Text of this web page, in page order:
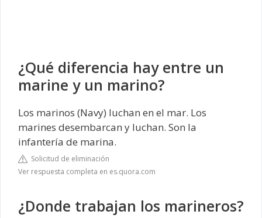
¿Qué diferencia hay entre un
marine y un marino?
Los marinos (Navy) luchan en el mar. Los
marines desembarcan y luchan. Son la
infantería de marina.
Solicitud de eliminación
Ver respuesta completa en es.quora.com
¿Donde trabajan los marineros?